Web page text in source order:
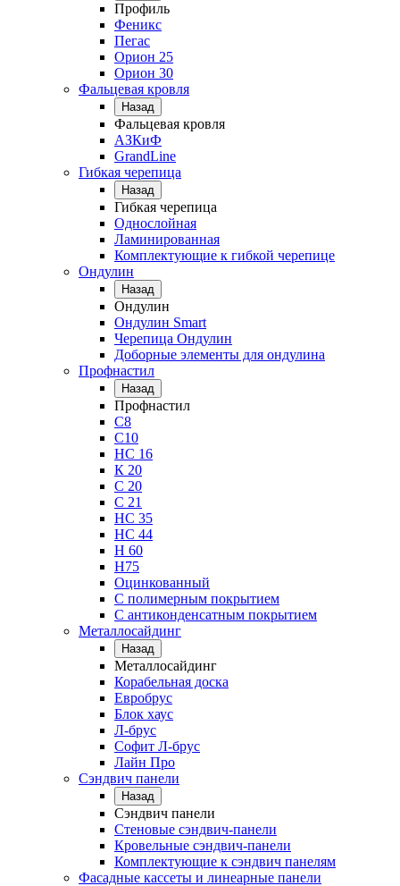
Профиль
Феникс
Пегас
Орион 25
Орион 30
Фальцевая кровля
Назад
Фальцевая кровля
АЗКиФ
GrandLine
Гибкая черепица
Назад
Гибкая черепица
Однослойная
Ламинированная
Комплектующие к гибкой черепице
Ондулин
Назад
Ондулин
Ондулин Smart
Черепица Ондулин
Доборные элементы для ондулина
Профнастил
Назад
Профнастил
С8
С10
НС 16
К 20
С 20
С 21
НС 35
НС 44
Н 60
Н75
Оцинкованный
С полимерным покрытием
С антиконденсатным покрытием
Металлосайдинг
Назад
Металлосайдинг
Корабельная доска
Евробрус
Блок хаус
Л-брус
Софит Л-брус
Лайн Про
Сэндвич панели
Назад
Сэндвич панели
Стеновые сэндвич-панели
Кровельные сэндвич-панели
Комплектующие к сэндвич панелям
Фасадные кассеты и линеарные панели